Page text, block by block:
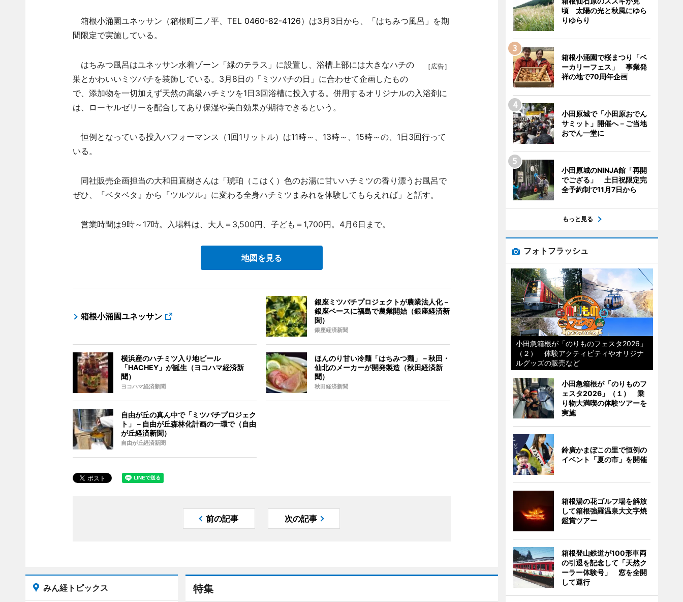
箱根小涌園ユネッサン（箱根町二ノ平、TEL 0460-82-4126）は3月3日から、「はちみつ風呂」を期
間限定で実施している。
［広告］
はちみつ風呂はユネッサン水着ゾーン「緑のテラス」に設置し、浴槽上部には大きなハチの
巣とかわいいミツバチを装飾している。3月8日の「ミツバチの日」に合わせて企画したもの
で、添加物を一切加えず天然の高級ハチミツを1日3回浴槽に投入する。併用するオリジナルの入浴剤に
は、ローヤルゼリーを配合してあり保湿や美白効果が期待できるという。
恒例となっている投入パフォーマンス（1回1リットル）は11時～、13時～、15時～の、1日3回行って
いる。
同社販売企画担当の大和田直樹さんは「琥珀（こはく）色のお湯に甘いハチミツの香り漂うお風呂で
ぜひ、『ベタベタ』から『ツルツル』に変わる全身ハチミツまみれを体験してもらえれば」と話す。
営業時間は9時～17時。入場料は、大人＝3,500円、子ども＝1,700円。4月6日まで。
地図を見る
箱根小涌園ユネッサン
銀座ミツバチプロジェクトが農業法人化－
銀座ベースに福島で農業開始（銀座経済新
聞）
銀座経済新聞
横浜産のハチミツ入り地ビール
「HACHEY」が誕生（ヨコハマ経済新
聞）
ヨコハマ経済新聞
ほんのり甘い冷麺「はちみつ麺」－秋田・
仙北のメーカーが開発製造（秋田経済新
聞）
秋田経済新聞
自由が丘の真ん中で「ミツバチプロジェク
ト」－自由が丘森林化計画の一環で（自由
が丘経済新聞）
自由が丘経済新聞
前の記事 次の記事
特集
みん経トピックス
頃 太陽の光と秋風にゆら
りゆらり
箱根小涌園で桜まつり「ベ
ーカリーフェス」 事業発
祥の地で70周年企画
小田原城で「小田原おでん
サミット」開催へ－ご当地
おでん一堂に
小田原城のNINJA館「再開
でござる」 土日祝限定完
全予約制で11月7日から
もっと見る
フォトフラッシュ
小田急箱根が「のりものフェスタ2026」
（２） 体験アクティビティやオリジナ
ルグッズの販売など
小田急箱根が「のりものフ
ェスタ2026」（１） 乗
り物大満喫の体験ツアーを
実施
鈴廣かまぼこの里で恒例の
イベント「夏の市」を開催
箱根湯の花ゴルフ場を解放
して箱根強羅温泉大文字焼
鑑賞ツアー
箱根登山鉄道が100形車両
の引退を記念して「天然ク
ーラー体験号」 窓を全開
して運行